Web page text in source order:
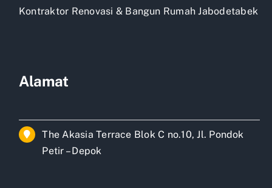
Kontraktor Renovasi & Bangun Rumah Jabodetabek
Alamat
The Akasia Terrace Blok C no.10, Jl. Pondok
Petir – Depok